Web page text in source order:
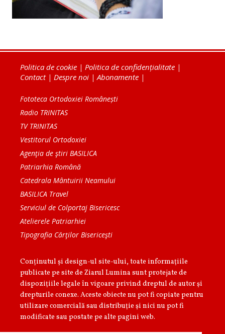
Politica de cookie | Politica de confidențialitate |
Contact| Despre noi |Abonamente |
Fototeca Ortodoxiei Românești
Radio TRINITAS
TV TRINITAS
Vestitorul Ortodoxiei
Agenţia de ştiri BASILICA
Patriarhia Română
Catedrala Mântuirii Neamului
BASILICA Travel
Serviciul de Colportaj Bisericesc
Atelierele Patriarhiei
Tipografia Cărţilor Bisericeşti
Conținutul și design-ul site-ului, toate informaţiile
publicate pe site de Ziarul Lumina sunt protejate de
dispoziţiile legale în vigoare privind dreptul de autor şi
drepturile conexe. Aceste obiecte nu pot fi copiate pentru
utilizare comercială sau distribuţie şi nici nu pot fi
modificate sau postate pe alte pagini web.